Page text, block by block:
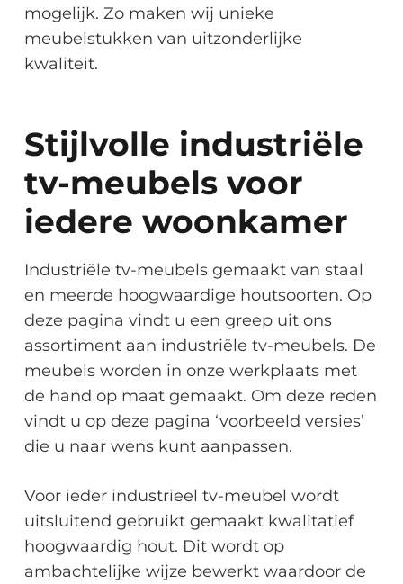
mogelijk. Zo maken wij unieke
meubelstukken van uitzonderlijke
kwaliteit.
Stijlvolle industriële
tv-meubels voor
iedere woonkamer
Industriële tv-meubels gemaakt van staal
en meerde hoogwaardige houtsoorten. Op
deze pagina vindt u een greep uit ons
assortiment aan industriële tv-meubels. De
meubels worden in onze werkplaats met
de hand op maat gemaakt. Om deze reden
vindt u op deze pagina ‘voorbeeld versies’
die u naar wens kunt aanpassen.
Voor ieder industrieel tv-meubel wordt
uitsluitend gebruikt gemaakt kwalitatief
hoogwaardig hout. Dit wordt op
ambachtelijke wijze bewerkt waardoor de